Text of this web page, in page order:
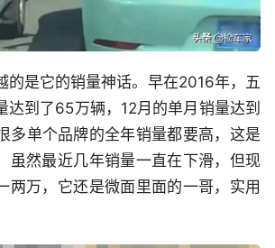
的是它的销量神话。早在2016年，五
达到了65万辆，12月的单月销量达到
多单个品牌的全年销量都要高，这是
虽然最近几年销量一直在下滑，但现
两万，它还是微面里面的一哥，实用